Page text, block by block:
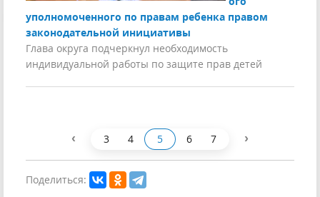
уполномоченного по правам ребенка правом
законодательной инициативы
Глава округа подчеркнул необходимость
индивидуальной работы по защите прав детей
‹ 3 4 5 6 7 ›
Поделиться: